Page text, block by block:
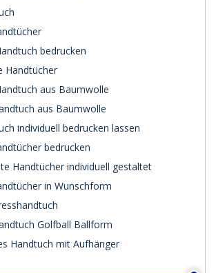
bedrucken
Handtücher
aus Baumwolle
aus Baumwolle
individuell bedrucken lassen
bedrucken
Handtücher individuell gestaltet
in Wunschform
Golfball Ballform
Handtuch mit Aufhänger